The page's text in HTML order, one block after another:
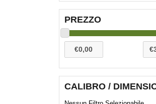
PREZZO
CALIBRO /